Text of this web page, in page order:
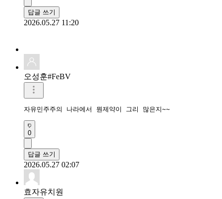
답글 쓰기
2026.05.27 11:20
오성훈#FeBV
자유민주주의 나라에서 뭔제약이 그리 많은지~~
0
답글 쓰기
2026.05.27 02:07
효자유치원